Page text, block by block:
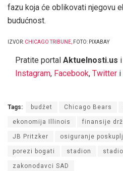
fazu koja će oblikovati njegovu
budućnost.
IZVOR: CHICAGO TRIBUNE FOTO: PIXABAY
Pratite portal Aktuelnosti.us
Instagram, Facebook, Twitter i
Tags: budžet Chicago Bears
ekonomija Illinois finansije
JB Pritzker osiguranje
porezi bogati stadion
zakonodavci SAD